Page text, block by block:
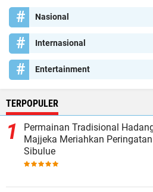
Nasional
Internasional
Entertainment
TERPOPULER
Permainan Tradisional
Majjeka Meriahkan Peringatan
Sibulue